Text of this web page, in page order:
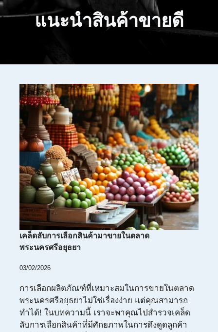
แนะนำสินค้าขายดี
เคล็ดลับการเลือกสินค้ามาขายในตลาด
พระนครศรีอยุธยา
03/02/2026
การเลือกผลิตภัณฑ์ที่เหมาะสมในการขายในตลาด
พระนครศรีอยุธยาไม่ใช่เรื่องง่าย แต่คุณสามารถ
ทำได้! ในบทความนี้ เราจะพาคุณไปสำรวจเคล็ด
ลับการเลือกสินค้าที่มีศักยภาพในการดึงดูดลูกค้า